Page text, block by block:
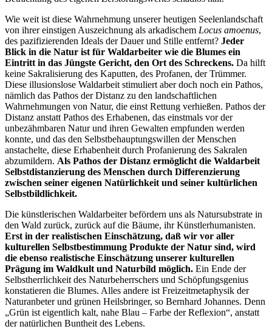
Wie weit ist diese Wahrnehmung unserer heutigen Seelenlandschaft
von ihrer einstigen Auszeichnung als arkadischem Locus amoenus,
des pazifizierenden Ideals der Dauer und Stille entfernt? Jeder
Blick in die Natur ist für Waldarbeiter wie die Blumes ein
Eintritt in das Jüngste Gericht, den Ort des Schreckens. Da hilft
keine Sakralisierung des Kaputten, des Profanen, der Trümmer.
Diese illusionslose Waldarbeit stimuliert aber doch noch ein Pathos,
nämlich das Pathos der Distanz zu den landschaftlichen
Wahrnehmungen von Natur, die einst Rettung verhießen. Pathos der
Distanz anstatt Pathos des Erhabenen, das einstmals vor der
unbezähmbaren Natur und ihren Gewalten empfunden werden
konnte, und das den Selbstbehauptungswillen der Menschen
anstachelte, diese Erhabenheit durch Profanierung des Sakralen
abzumildern. Als Pathos der Distanz ermöglicht die Waldarbeit
Selbstdistanzierung des Menschen durch Differenzierung
zwischen seiner eigenen Natürlichkeit und seiner kultürlichen
Selbstbildlichkeit.
Die künstlerischen Waldarbeiter befördern uns als Natursubstrate in
den Wald zurück, zurück auf die Bäume, ihr Künstlerhumanisten.
Erst in der realistischen Einschätzung, daß wir vor aller
kulturellen Selbstbestimmung Produkte der Natur sind, wird
die ebenso realistische Einschätzung unserer kulturellen
Prägung im Waldkult und Naturbild möglich. Ein Ende der
Selbstherrlichkeit des Naturbeherrschers und Schöpfungsgenius
konstatieren die Blumes. Alles andere ist Freizeitmetaphysik der
Naturanbeter und grünen Heilsbringer, so Bernhard Johannes. Denn
„Grün ist eigentlich kalt, nahe Blau – Farbe der Reflexion“, anstatt
der natürlichen Buntheit des Lebens.